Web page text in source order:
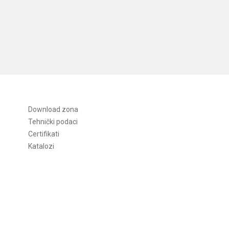
Download zona
Tehnički podaci
Certifikati
Katalozi